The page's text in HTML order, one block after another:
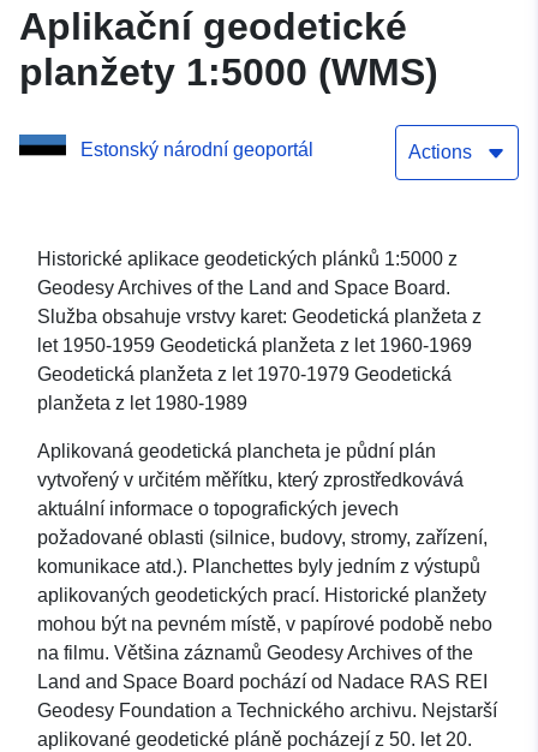
Aplikační geodetické
planžety 1:5000 (WMS)
Estonský národní geoportál Actions
Historické aplikace geodetických plánků 1:5000 z
Geodesy Archives of the Land and Space Board.
Služba obsahuje vrstvy karet: Geodetická planžeta z
let 1950-1959 Geodetická planžeta z let 1960-1969
Geodetická planžeta z let 1970-1979 Geodetická
planžeta z let 1980-1989
Aplikovaná geodetická plancheta je půdní plán
vytvořený v určitém měřítku, který zprostředkovává
aktuální informace o topografických jevech
požadované oblasti (silnice, budovy, stromy, zařízení,
komunikace atd.). Planchettes byly jedním z výstupů
aplikovaných geodetických prací. Historické planžety
mohou být na pevném místě, v papírové podobě nebo
na filmu. Většina záznamů Geodesy Archives of the
Land and Space Board pochází od Nadace RAS REI
Geodesy Foundation a Technického archivu. Nejstarší
aplikované geodetické pláně pocházejí z 50. let 20.